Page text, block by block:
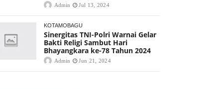
Admin Jul 13, 2024
KOTAMOBAGU
Sinergitas TNI-Polri Warnai Gelar
Bakti Religi Sambut Hari
Bhayangkara ke-78 Tahun 2024
Admin Jun 21, 2024